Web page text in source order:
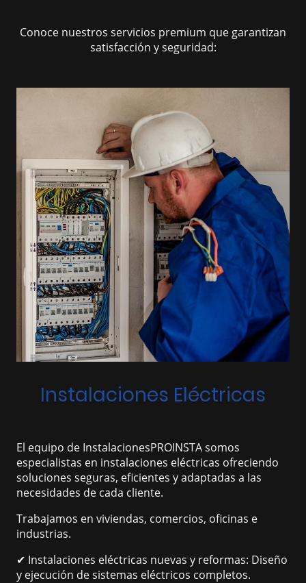
Conoce nuestros servicios premium que garantizan
satisfacción y seguridad:
Instalaciones Eléctricas
El equipo de InstalacionesPROINSTA somos
especialistas en instalaciones eléctricas ofreciendo
soluciones seguras, eficientes y adaptadas a las
necesidades de cada cliente.
Trabajamos en viviendas, comercios, oficinas e
industrias.
✔ Instalaciones eléctricas nuevas y reformas: Diseño
y ejecución de sistemas eléctricos completos.